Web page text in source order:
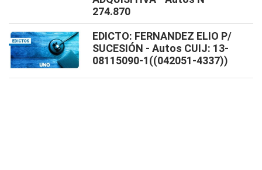
274.870
EDICTO: FERNANDEZ ELIO P/
SUCESIÓN - Autos CUIJ: 13-
08115090-1((042051-4337))